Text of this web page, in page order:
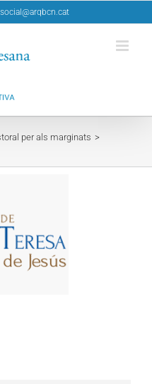
per als marginats